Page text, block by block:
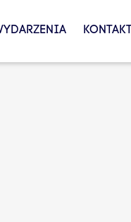
KONTAKT